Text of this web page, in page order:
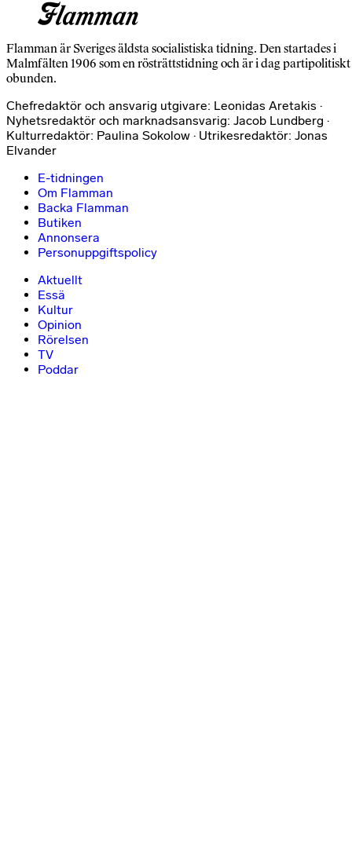
Flamman är Sveriges äldsta socialistiska tidning. Den startades i
Malmfälten 1906 som en rösträttstidning och är i dag partipolitiskt
obunden.
Chefredaktör och ansvarig utgivare: Leonidas Aretakis ·
Nyhetsredaktör och marknadsansvarig: Jacob Lundberg ·
Kulturredaktör: Paulina Sokolow · Utrikesredaktör: Jonas
Elvander
E-tidningen
Om Flamman
Backa Flamman
Butiken
Annonsera
Personuppgiftspolicy
Aktuellt
Essä
Kultur
Opinion
Rörelsen
TV
Poddar